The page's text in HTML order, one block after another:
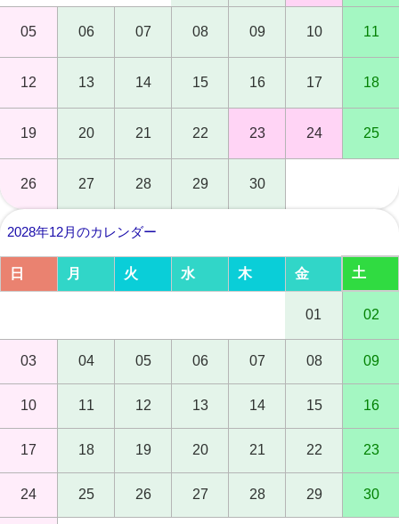
05 06 07 08 09 10 11
12 13 14 15 16 17 18
19 20 21 22 23 24 25
26 27 28 29 30
2028年12月のカレンダー
日 月 火 水 木 金 土
01 02
03 04 05 06 07 08 09
10 11 12 13 14 15 16
17 18 19 20 21 22 23
24 25 26 27 28 29 30